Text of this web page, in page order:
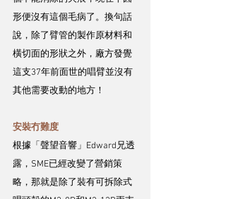
形便沒有這個毛病了。換句話
說，除了臂管的製作原材料和
橫切面的形狀之外，廠方發覺
這支37年前面世的唱臂並沒有
其他需要改動的地方！
安裝冇難度
根據「聲望音響」Edward兄透
露，SME已經改變了營銷策
略，那就是除了裝有可拆除式